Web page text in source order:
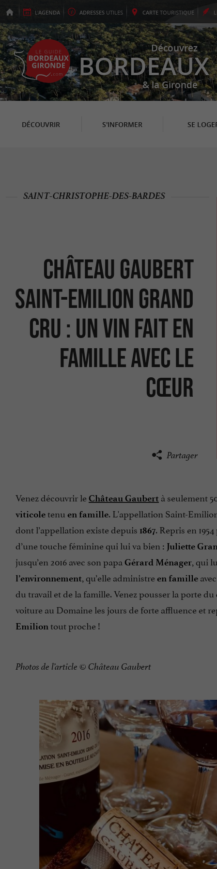
L'AGENDA ADRESSES UTILES CARTE TOURISTIQUE
Découvrez
BORDEAUX
& la Gironde
DÉCOUVRIR S'INFORMER SE
Château Gaubert
Saint-Emilion Grand
Cru : Un vin fait en
famille avec le
cœur
SAINT-CHRISTOPHE-DES-BARDES
Partager
Venez découvrir leChâteau Gaubert à seulement
viticoletenu en famille. L'appellation Saint-
dont l’appellation existe depuis 1867. Repris en
d’une touche féminine qui lui va bien : Juliette
jusqu’en 2016 avec son papa Gérard Ménager, qui
l’environnement, qu’elle administreen famille
du travail et de la famille. Venez pousser la porte du
voiture au Domaine les jours de forte affluence et
Emiliontout proche !
Photos de l’article © Château Gaubert